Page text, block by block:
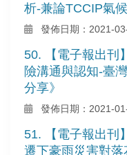
析-兼論TCCIP氣
發佈日期：2021-
50. 【電子報出刊
險溝通與認知-臺
分享》
發佈日期：2021-
51. 【電子報出刊
遷下豪雨災害對落